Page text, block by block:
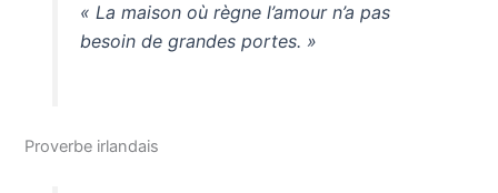
« La maison où règne l’amour n’a pas
besoin de grandes portes. »
Proverbe irlandais